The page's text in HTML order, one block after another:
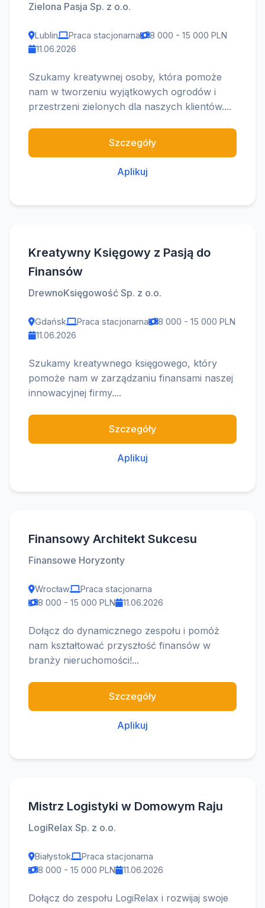
Zielona Pasja Sp. z o.o.
Lublin Praca stacjonarna
8 000 - 15 000 PLN
11.06.2026
Szukamy kreatywnej osoby, która pomoże
nam w tworzeniu wyjątkowych ogrodów i
przestrzeni zielonych dla naszych klientów....
Szczegóły
Aplikuj
Kreatywny Księgowy z Pasją do
Finansów
DrewnoKsięgowość Sp. z o.o.
Gdańsk Praca stacjonarna
8 000 - 15 000 PLN
11.06.2026
Szukamy kreatywnego księgowego, który
pomoże nam w zarządzaniu finansami naszej
innowacyjnej firmy....
Szczegóły
Aplikuj
Finansowy Architekt Sukcesu
Finansowe Horyzonty
Wrocław
Praca stacjonarna
8 000 - 15 000 PLN
11.06.2026
Dołącz do dynamicznego zespołu i pomóż
nam kształtować przyszłość finansów w
branży nieruchomości!...
Szczegóły
Aplikuj
Mistrz Logistyki w Domowym Raju
LogiRelax Sp. z o.o.
Białystok
Praca stacjonarna
8 000 - 15 000 PLN
11.06.2026
Dołącz do zespołu LogiRelax i rozwijaj swoje